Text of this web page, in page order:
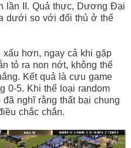
lần II. Quả thực, Dương Đại
dưới so với đối thủ ở thể
xấu hơn, ngay cả khi gặp
tỏ ra non nớt, không thể
Kết quả là cựu game
0-5. Khi thể loại random
nghĩ rằng thất bại chung
chắc chắn.